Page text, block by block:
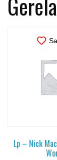
Lp – Nick